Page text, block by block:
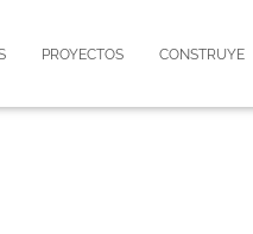
PROYECTOS CONSTRUYE